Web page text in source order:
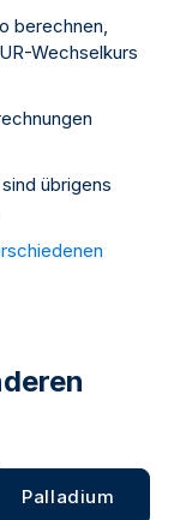
berechnen,
Wechselkurs
übrigens
Palladium